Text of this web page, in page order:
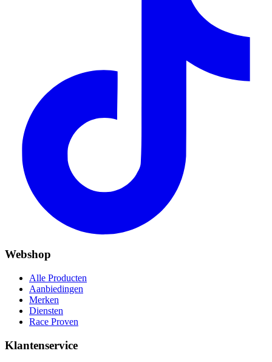
Webshop
Alle Producten
Aanbiedingen
Merken
Diensten
Race Proven
Klantenservice